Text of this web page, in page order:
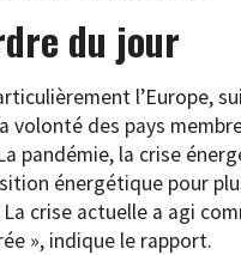
du jour
l’Europe,
volonté des pays
pandémie, la crise
énergétique pour
La crise actuelle a agi
», indique le rapport.